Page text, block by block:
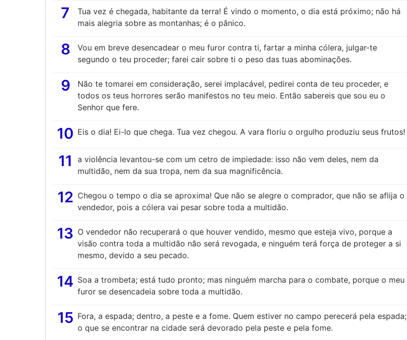
7
Tua vez é chegada, habitante da terra! É vindo o momento, o dia está próximo; não há
mais alegria sobre as montanhas; é o pânico.
8
Vou em breve desencadear o meu furor contra ti, fartar a minha cólera, julgar-te
segundo o teu proceder; farei cair sobre ti o peso das tuas abominações.
9
Não te tomarei em consideração, serei implacável, pedirei conta de teu proceder, e
todos os teus horrores serão manifestos no teu meio. Então sabereis que sou eu o
Senhor que fere.
10 Eis o dia! Ei-lo que chega. Tua vez chegou. A vara floriu o orgulho produziu seus frutos!
11
a violência levantou-se com um cetro de impiedade: isso não vem deles, nem da
multidão, nem da sua tropa, nem da sua magnificência.
12 Chegou o tempo o dia se aproxima! Que não se alegre o comprador, que não se aflija o
vendedor, pois a cólera vai pesar sobre toda a multidão.
13 O vendedor não recuperará o que houver vendido, mesmo que esteja vivo, porque a
visão contra toda a multidão não será revogada, e ninguém terá força de proteger a si
mesmo, devido a seu pecado.
14 Soa a trombeta; está tudo pronto; mas ninguém marcha para o combate, porque o meu
furor se desencadeia sobre toda a multidão.
15 Fora, a espada; dentro, a peste e a fome. Quem estiver no campo perecerá pela espada;
o que se encontrar na cidade será devorado pela peste e pela fome.